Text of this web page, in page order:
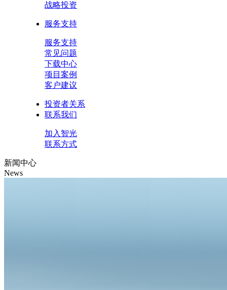
战略投资
服务支持
服务支持
常见问题
下载中心
项目案例
客户建议
投资者关系
联系我们
加入智光
联系方式
新闻中心
News